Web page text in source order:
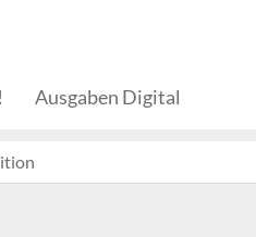
Ausgaben Digital